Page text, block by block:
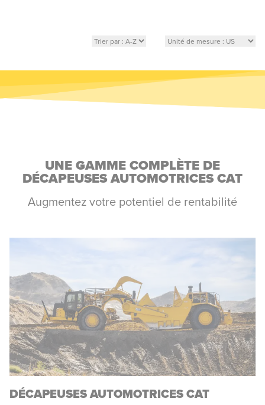
UNE GAMME COMPLÈTE DE
DÉCAPEUSES AUTOMOTRICES CAT
Augmentez votre potentiel de rentabilité
DÉCAPEUSES AUTOMOTRICES CAT